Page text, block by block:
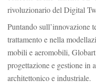
rivoluzionario del Digital
Puntando sull’innovazione
trattamento e nella
mobili e aeromobili,
progettazione e gestione in
architettonico e industriale.